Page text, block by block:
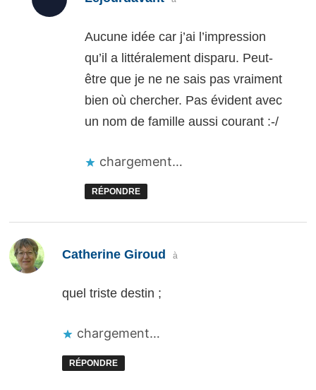
Aucune idée car j’ai l’impression
qu’il a littéralement disparu. Peut-
être que je ne ne sais pas vraiment
bien où chercher. Pas évident avec
un nom de famille aussi courant :-/
chargement…
RÉPONDRE
Catherine Giroud dit :
à
quel triste destin ;
chargement…
RÉPONDRE